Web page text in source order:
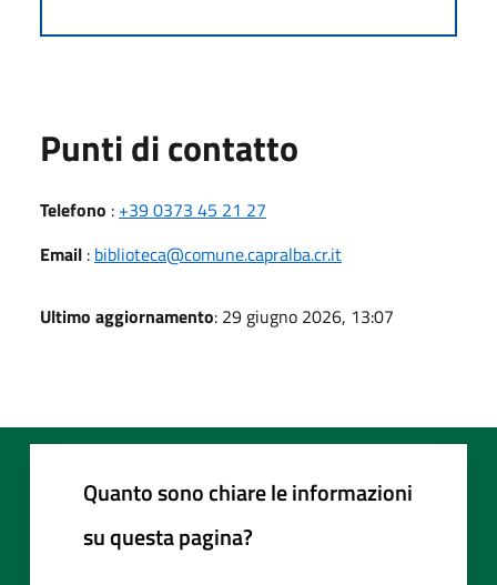
Punti di contatto
Telefono : +39 0373 45 21 27
Email : biblioteca@comune.capralba.cr.it
Ultimo aggiornamento: 29 giugno 2026, 13:07
Quanto sono chiare le informazioni
su questa pagina?